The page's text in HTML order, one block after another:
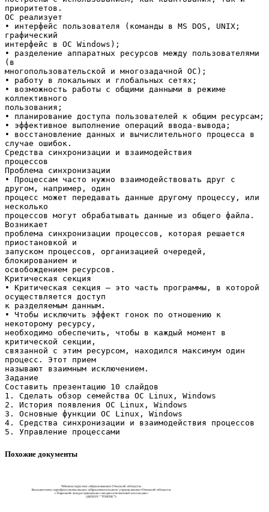
Похожие документы